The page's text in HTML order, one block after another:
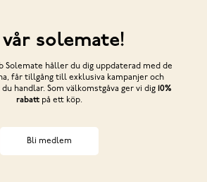
solemate!
Solemate håller du dig uppdaterad med de
får tillgång till exklusiva kampanjer och
handlar. Som välkomstgåva ger vi dig 10%
rabattpå ett köp.
Bli medlem